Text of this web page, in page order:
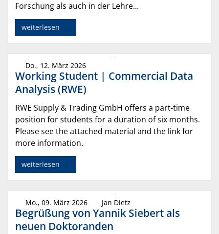
Forschung als auch in der Lehre...
weiterlesen
Do., 12. März 2026
Working Student | Commercial Data
Analysis (RWE)
RWE Supply & Trading GmbH offers a part-time
position for students for a duration of six months.
Please see the attached material and the link for
more information.
weiterlesen
Mo., 09. März 2026 Jan Dietz
Begrüßung von Yannik Siebert als
neuen Doktoranden